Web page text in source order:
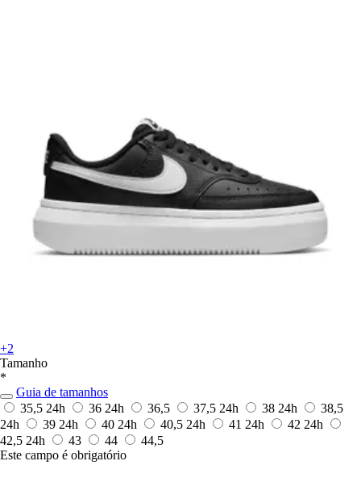
+2
Tamanho
*
Guia de tamanhos
35,5 24h 36 24h 36,5 37,5 24h 38 24h
38,5
24h
39 24h 40 24h 40,5 24h 41 24h 42 24h
42,5 24h 43 44
44,5
Este campo é obrigatório